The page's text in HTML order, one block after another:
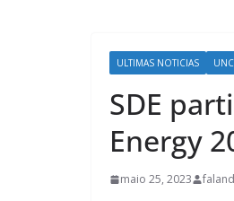
ULTIMAS NOTICIAS
SDE
Energy
maio 25, 2023